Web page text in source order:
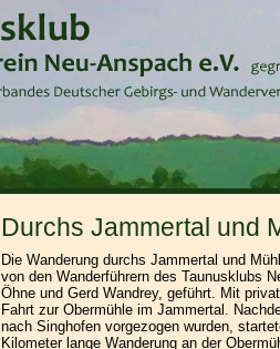
Durchs Jammertal und
Die Wanderung durchs Jammertal und
von den Wanderführern des Taunusklubs
Öhne und Gerd Wandrey, geführt. Mit
Fahrt zur Obermühle im Jammertal.
nach Singhofen vorgezogen wurden,
Kilometer lange Wanderung an der